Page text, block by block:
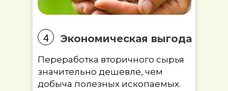
Переработка вторичного сырья
значительно дешевле, чем
добыча полезных ископаемых.
4 Экономическая выгода